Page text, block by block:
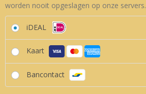
worden nooit opgeslagen op onze servers.
iDEAL
Kaart
Bancontact